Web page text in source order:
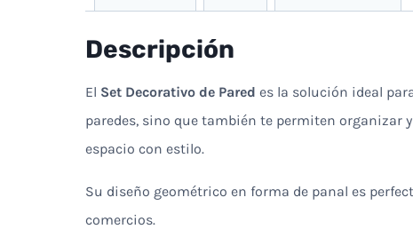
Descripción
El Set Decorativo de Pared es la solución ideal
paredes, sino que también te permiten organizar
espacio con estilo.
Su diseño geométrico en forma de panal es
comercios.